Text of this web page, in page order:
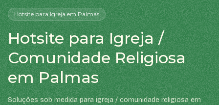
Hotsitepara Igrejaem Palmas
Hotsite para Igreja /
Comunidade Religiosa
em Palmas
Soluções sob medida para igreja / comunidade religiosa em